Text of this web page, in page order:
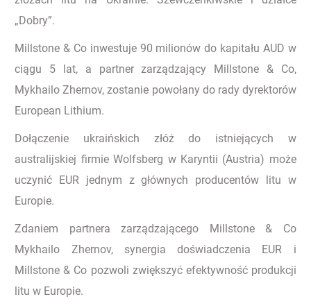
„Dobry”.
Millstone & Co inwestuje 90 milionów do kapitału AUD w
ciągu 5 lat, a partner zarządzający Millstone & Co,
Mykhailo Zhernov, zostanie powołany do rady dyrektorów
European Lithium.
Dołączenie ukraińskich złóż do istniejących w
australijskiej firmie Wolfsberg w Karyntii (Austria) może
uczynić EUR jednym z głównych producentów litu w
Europie.
Zdaniem partnera zarządzającego Millstone & Co
Mykhailo Zhernov, synergia doświadczenia EUR i
Millstone & Co pozwoli zwiększyć efektywność produkcji
litu w Europie.